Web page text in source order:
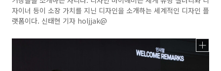
자이너 등이 소장 가치를 지닌 디자인을 소개하는 세계적인 디자인 플
랫폼이다. 신태현 기자 holjjak@